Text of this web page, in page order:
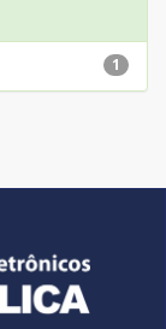
1